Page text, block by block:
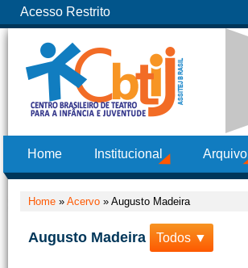
Acesso Restrito
Home Institucional Arquivo
Home » Acervo » Augusto Madeira
Augusto Madeira Todos ▼